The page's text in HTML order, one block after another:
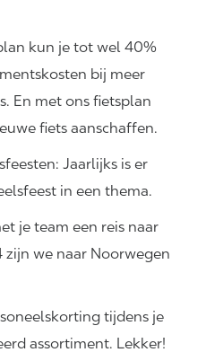
kun je tot wel 40%
bij meer
En met ons fietsplan
fiets aanschaffen.
Jaarlijks is er
in een thema.
je team een reis naar
we naar Noorwegen
tijdens je
assortiment. Lekker!